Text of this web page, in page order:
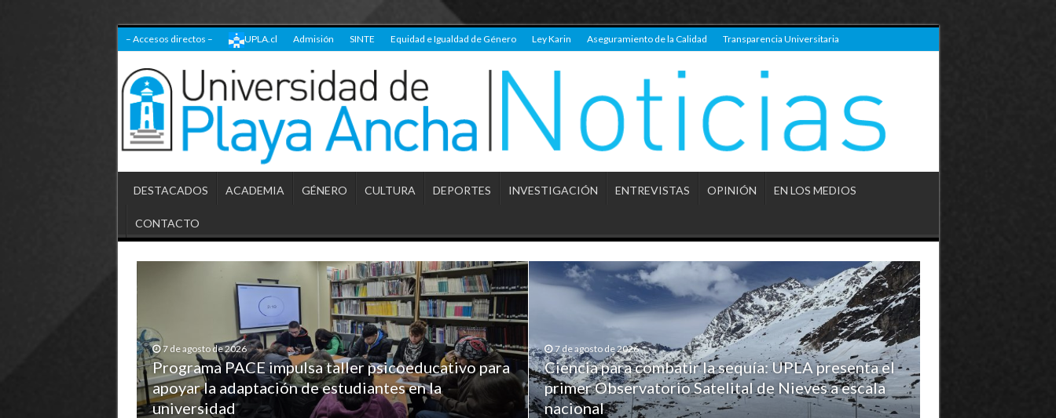
– Accesos directos – UPLA.cl Admisión SINTE Equidad e Igualdad de Género Ley Karin Aseguramiento de la Calidad Transparencia Universitaria
DESTACADOS ACADEMIA GÉNERO CULTURA DEPORTES INVESTIGACIÓN ENTREVISTAS OPINIÓN EN LOS MEDIOS
CONTACTO
7 de agosto de 2026
Programa PACE impulsa taller psicoeducativo para
apoyar la adaptación de estudiantes en la
universidad
7 de agosto de 2026
Ciencia para combatir la sequía: UPLA presenta el
primer Observatorio Satelital de Nieves a escala
nacional